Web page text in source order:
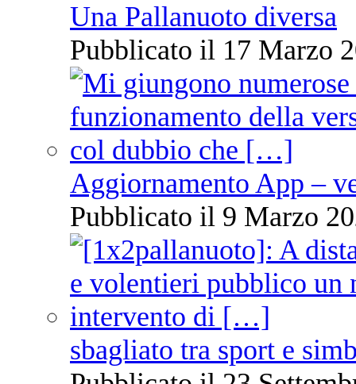
Una Pallanuoto diversa
Pubblicato il 17 Marzo
Aggiornamento App –
Pubblicato il 9 Marzo
sbagliato tra sport e